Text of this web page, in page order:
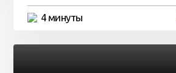
4 минуты